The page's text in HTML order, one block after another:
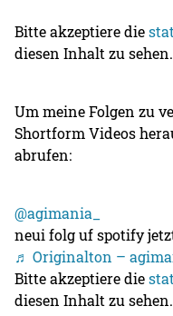
Bitte akzeptiere die
diesen Inhalt zu sehen.
Um meine Folgen zu
Shortform Videos
abrufen:
@agimania_
neui folg uf spotify
♬ Originalton –
Bitte akzeptiere die
diesen Inhalt zu sehen.